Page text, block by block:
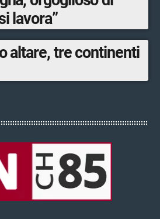
lavora”
altare, tre continenti